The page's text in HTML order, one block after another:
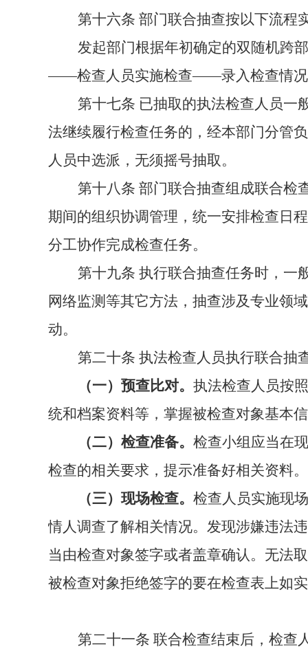
第十六条 部门联合抽查按以下流程
发起部门根据年初确定的双随机跨
——检查人员实施检查——录入检查情况
第十七条 已抽取的执法检查人员一
法继续履行检查任务的，经本部门分管
人员中选派，无须摇号抽取。
第十八条 部门联合抽查组成联合检
期间的组织协调管理，统一安排检查日
分工协作完成检查任务。
第十九条 执行联合抽查任务时，一
网络监测等其它方法 ， 抽查涉及专业领
动。
第二十条 执法检查人员执行联合抽
（一）预查比对。 执法检查人员按
统和档案资料等，掌握被检查对象基本
（二）检查准备。 检查小组应当在
检查的相关要求，提示准备好相关资料。
（三）现场检查。 检查人员实施现
情人调查了解相关情况。发现涉嫌违法
当由检查对象签字或者盖章确认。无法
被检查对象拒绝签字的要在检查表上如
第二十一条 联合检查结束后，检查